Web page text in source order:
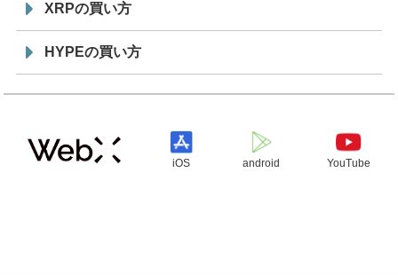
XRPの買い方
HYPEの買い方
iOS android YouTube